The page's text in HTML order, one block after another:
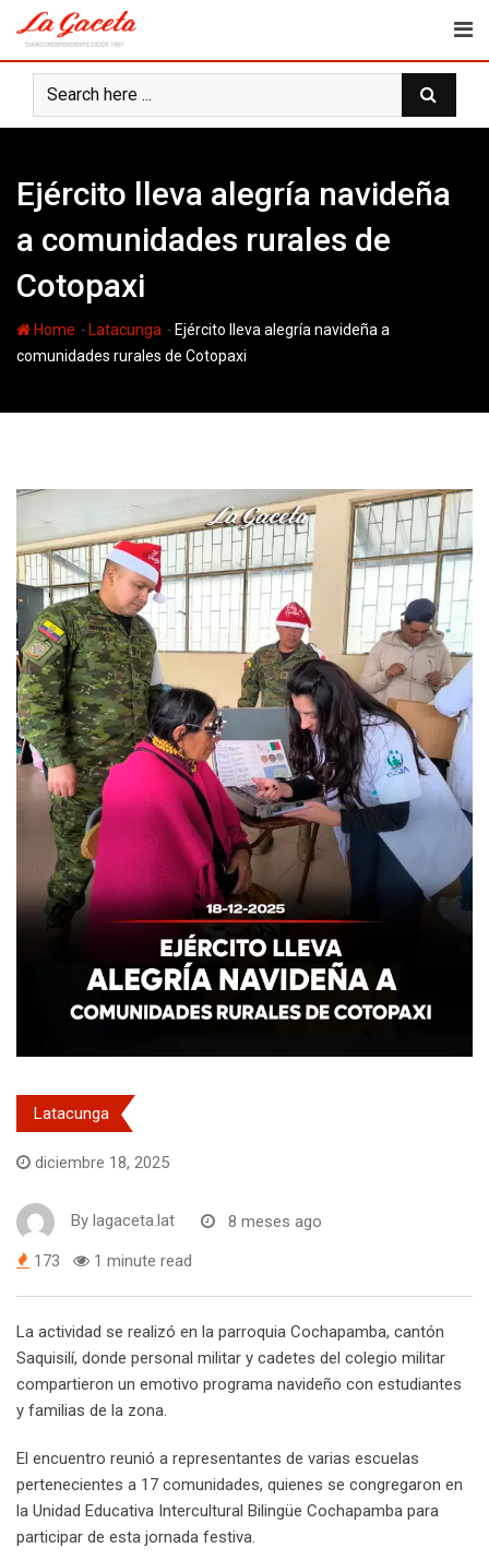
content
Ejército lleva alegría navideña
a comunidades rurales de
Cotopaxi
Home - Latacunga - Ejército lleva alegría navideña a
comunidades rurales de Cotopaxi
Latacunga
diciembre 18, 2025
By lagaceta.lat 8 meses ago
173 1 minute read
La actividad se realizó en la parroquia Cochapamba, cantón
Saquisilí, donde personal militar y cadetes del colegio militar
compartieron un emotivo programa navideño con estudiantes
y familias de la zona.
El encuentro reunió a representantes de varias escuelas
pertenecientes a 17 comunidades, quienes se congregaron en
la Unidad Educativa Intercultural Bilingüe Cochapamba para
participar de esta jornada festiva.